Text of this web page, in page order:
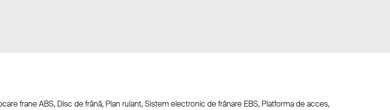
frane ABS, Disc de frână, Plan rulant, Sistem electronic de frânare EBS, Platforma de acces,